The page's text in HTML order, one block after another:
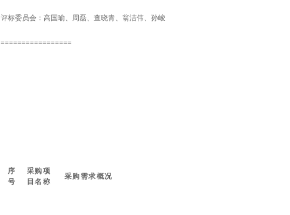
评标委员会：高国瑜、周磊、查晓青、翁洁伟、孙峻
=================
序
号
采购项
目名称
采购需求概况